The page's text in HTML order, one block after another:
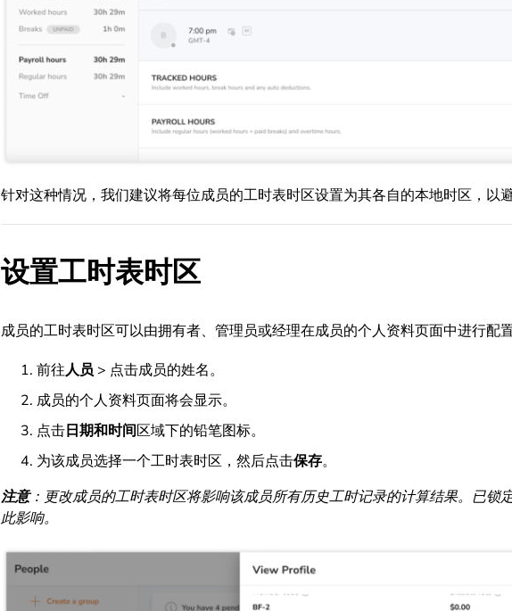
针对这种情况，我们建议将每位成员的工时表时区设置为其各自的本地时区，以避
设置工时表时区
成员的工时表时区可以由拥有者、管理员或经理在成员的个人资料页面中进行配置
前往人员> 点击成员的姓名。
成员的个人资料页面将会显示。
点击日期和时间区域下的铅笔图标。
为该成员选择一个工时表时区，然后点击保存。
注意：更改成员的工时表时区将影响该成员所有历史工时记录的计算结果。已锁
此影响。